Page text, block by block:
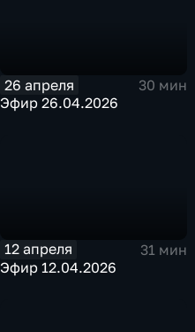
26 апреля
30 мин
Эфир 26.04.2026
12 апреля
31 мин
Эфир 12.04.2026